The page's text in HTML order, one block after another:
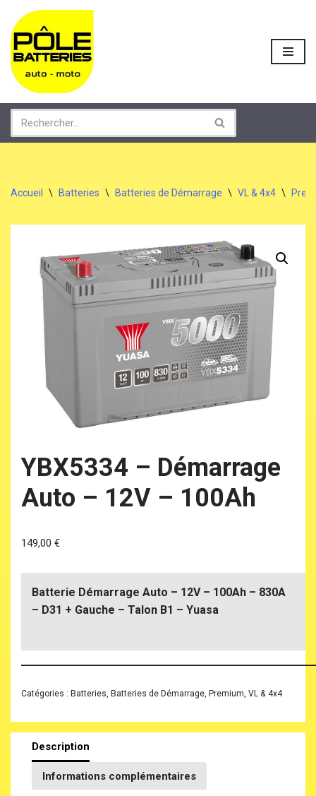
Aller
au
contenu
Accueil \ Batteries \ Batteries de Démarrage \ VL & 4x4 \
YBX5334 – Démarrage
Auto – 12V – 100Ah
149,00 €
Batterie Démarrage Auto – 12V – 100Ah – 830A
– D31 + Gauche – Talon B1 – Yuasa
Catégories : Batteries, Batteries de Démarrage, Premium, VL & 4x4
Description
Informations complémentaires